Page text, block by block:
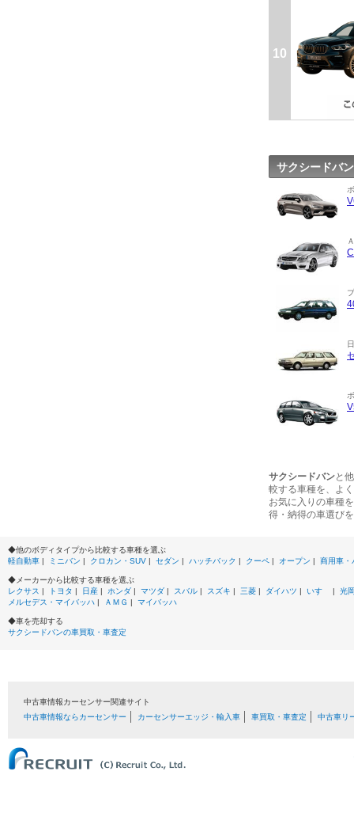
10
サクシードバ
サクシードバンと
較する車種を、よ
お気に入りの車種
得・納得の車選び
◆他のボディタイプから比較する車種を選ぶ
軽自動車 | ミニバン | クロカン・SUV | セダン | ハッチバック | クーペ | オープン | 商用車・
◆メーカーから比較する車種を選ぶ
レクサス | トヨタ | 日産 | ホンダ | マツダ | スバル | スズキ | 三菱 | ダイハツ | いすゞ |
光
メルセデス・マイバッハ | ＡＭＧ | マイバッハ
◆車を売却する
サクシードバンの車買取・車査定
中古車情報カーセンサー関連サイト
中古車情報ならカーセンサー
カーセンサーエッジ・輸入車 車買取・車査定 中古車リ